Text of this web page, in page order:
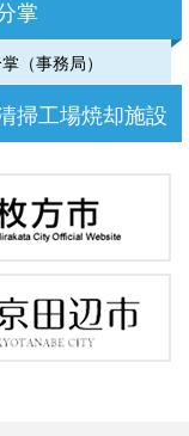
掌
（事務局）
掃工場焼却施設